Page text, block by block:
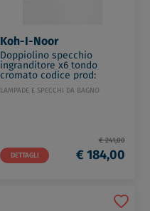
Koh-I-Noor
Doppiolino specchio
ingranditore x6 tondo
cromato codice prod:
47/2KK6
LAMPADE E SPECCHI DA BAGNO
DETTAGLI
€ 241,00
€ 184,00